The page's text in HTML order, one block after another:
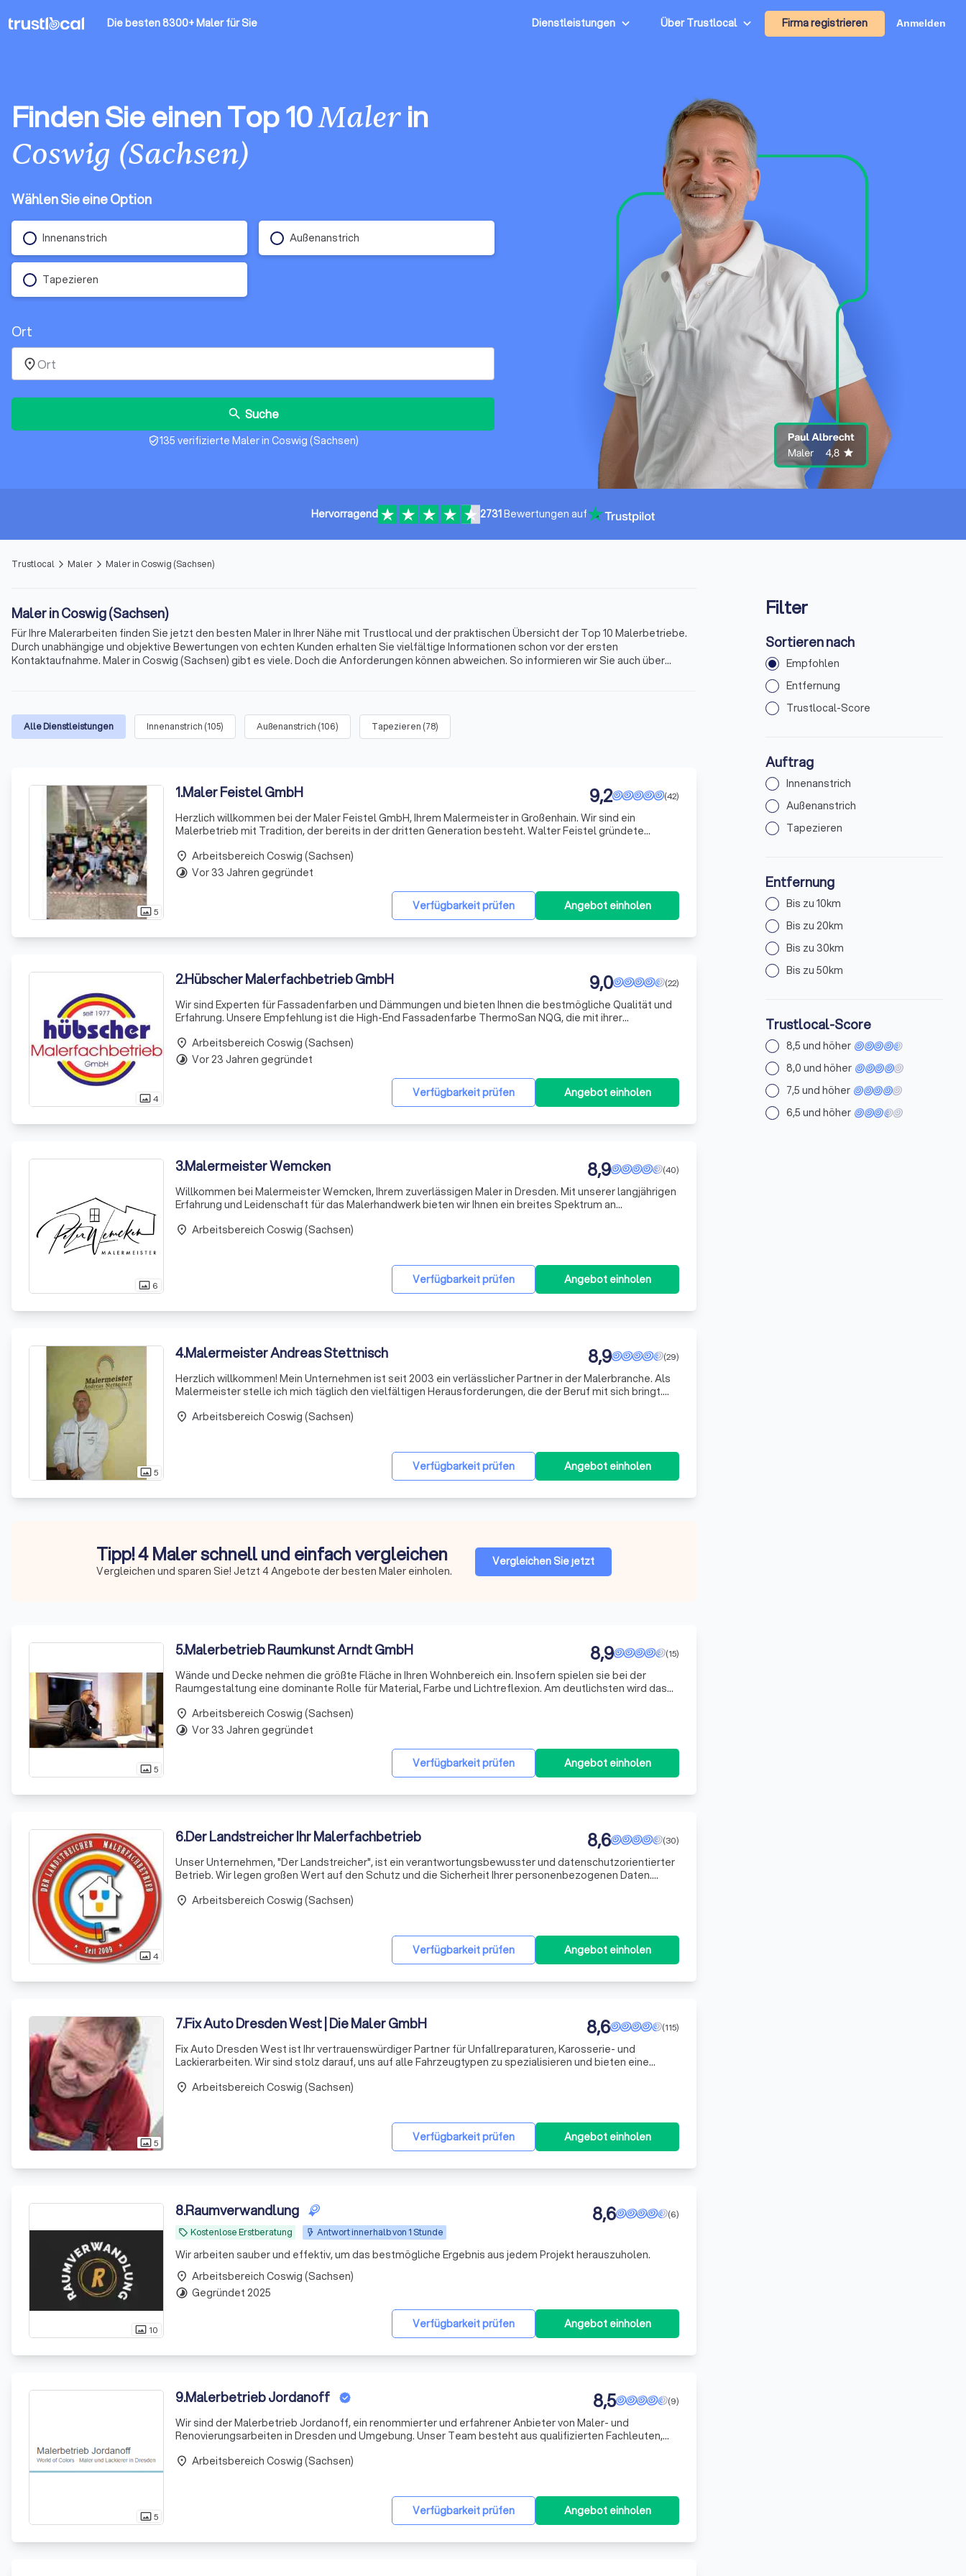
Die besten 8300+ Maler für Sie Dienstleistungen Über Trustlocal Firma registrieren Anmelden
Finden Sie einen Top 10Malerin
Coswig (Sachsen)
Wählen Sie eine Option
Innenanstrich Außenanstrich
Tapezieren
Ort
place
search Suche
verified_user135 verifizierte Maler in Coswig (Sachsen)
Hervorragend 2731Bewertungen auf
Trustlocal arrow_forward_ios Maler arrow_forward_ios Maler in Coswig (Sachsen)
Maler in Coswig (Sachsen)
Für Ihre Malerarbeiten finden Sie jetzt den besten Maler in Ihrer Nähe mit Trustlocal und der praktischen Übersicht der Top 10 Malerbetriebe.
Durch unabhängige und objektive Bewertungen von echten Kunden erhalten Sie vielfältige Informationen schon vor der ersten
Kontaktaufnahme. Maler in Coswig (Sachsen) gibt es viele. Doch die Anforderungen können abweichen. So informieren wir Sie auch über
Alle Dienstleistungen Innenanstrich (105) Außenanstrich (106) Tapezieren (78)
photo_size_select_actual5
1.Maler Feistel GmbH (42)
9,2
Herzlich willkommen bei der Maler Feistel GmbH, Ihrem Malermeister in Großenhain. Wir sind ein
Malerbetrieb mit Tradition, der bereits in der dritten Generation besteht. Walter Feistel gründete
Produktionsgenossensc
Verfügbarkeit prüfen Angebot einholen
place Arbeitsbereich Coswig (Sachsen)
timelapse Vor 33 Jahren gegründet
photo_size_select_actual4
2.Hübscher Malerfachbetrieb GmbH (22)
9,0
Wir sind Experten für Fassadenfarben und Dämmungen und bieten Ihnen die bestmögliche Qualität und
Erfahrung. Unsere Empfehlung ist die High-End Fassadenfarbe ThermoSan NQG, die mit ihrer
organisch ver
Verfügbarkeit prüfen Angebot einholen
place Arbeitsbereich Coswig (Sachsen)
timelapse Vor 23 Jahren gegründet
photo_size_select_actual 6
3.Malermeister Wemcken (40)
8,9
Willkommen bei Malermeister Wemcken, Ihrem zuverlässigen Maler in Dresden. Mit unserer langjährigen
Erfahrung und Leidenschaft für das Malerhandwerk bieten wir Ihnen ein breites Spektrum an
Fußbodenverlegung
Verfügbarkeit prüfen Angebot einholen
place Arbeitsbereich Coswig (Sachsen)
photo_size_select_actual5
4.Malermeister Andreas Stettnisch (29)
8,9
Herzlich willkommen! Mein Unternehmen ist seit 2003 ein verlässlicher Partner in der Malerbranche. Als
Malermeister stelle ich mich täglich den vielfältigen Herausforderungen, die der Beruf mit sich bringt.
Verfügbarkeit prüfen Angebot einholen
place Arbeitsbereich Coswig (Sachsen)
Tipp! 4 Maler schnell und einfach vergleichen
Vergleichen und sparen Sie! Jetzt 4 Angebote der besten Maler einholen.
Vergleichen Sie jetzt
photo_size_select_actual5
5.Malerbetrieb Raumkunst Arndt GmbH (15)
8,9
Wände und Decke nehmen die größte Fläche in Ihren Wohnbereich ein. Insofern spielen sie bei der
Raumgestaltung eine dominante Rolle für Material, Farbe und Lichtreflexion. Am deutlichsten wird das
üblicherwei
Verfügbarkeit prüfen Angebot einholen
place Arbeitsbereich Coswig (Sachsen)
timelapse Vor 33 Jahren gegründet
photo_size_select_actual4
6.Der Landstreicher Ihr Malerfachbetrieb (30)
8,6
Unser Unternehmen, "Der Landstreicher", ist ein verantwortungsbewusster und datenschutzorientierter
Betrieb. Wir legen großen Wert auf den Schutz und die Sicherheit Ihrer personenbezogenen Daten.
fü
Verfügbarkeit prüfen Angebot einholen
place Arbeitsbereich Coswig (Sachsen)
photo_size_select_actual5
7.Fix Auto Dresden West | Die Maler GmbH (115)
8,6
Fix Auto Dresden West ist Ihr vertrauenswürdiger Partner für Unfallreparaturen, Karosserie- und
Lackierarbeiten. Wir sind stolz darauf, uns auf alle Fahrzeugtypen zu spezialisieren und bieten eine
Verfügbarkeit prüfen Angebot einholen
place Arbeitsbereich Coswig (Sachsen)
photo_size_select_actual 10
8.Raumverwandlung
local_offer Kostenlose Erstberatung Antwort innerhalb von 1 Stunde
(6)
8,6
Wir arbeiten sauber und effektiv, um das bestmögliche Ergebnis aus jedem Projekt herauszuholen.
Verfügbarkeit prüfen Angebot einholen
place Arbeitsbereich Coswig (Sachsen)
timelapse Gegründet 2025
photo_size_select_actual5
9.Malerbetrieb Jordanoff (9)
8,5
Wir sind der Malerbetrieb Jordanoff, ein renommierter und erfahrener Anbieter von Maler- und
Renovierungsarbeiten in Dresden und Umgebung. Unser Team besteht aus qualifizierten Fachleuten,
Kunden
Verfügbarkeit prüfen Angebot einholen
place Arbeitsbereich Coswig (Sachsen)
Filter
Sortieren nach
Empfohlen
Entfernung
Trustlocal-Score
Auftrag
Innenanstrich
Außenanstrich
Tapezieren
Entfernung
Bis zu 10km
Bis zu 20km
Bis zu 30km
Bis zu 50km
Trustlocal-Score
8,5 und höher
8,0 und höher
7,5 und höher
6,5 und höher